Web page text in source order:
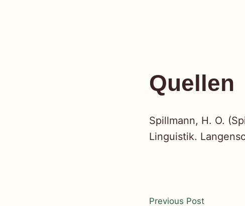
Quellen
Spillmann, H. O.
Linguistik.
Previous PostPrevious